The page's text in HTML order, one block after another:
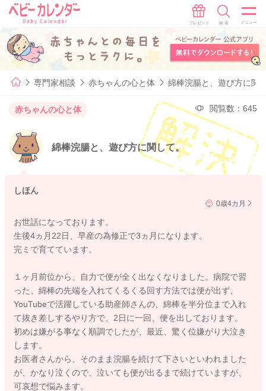
専門家相談 赤ちゃんの心と体 綿棒浣腸と、遊び方に関
赤ちゃんの心と体 閲覧数：645
綿棒浣腸と、遊び方に関して。
しほん
0歳4カ月
お世話になっております。
生後4ヵ月22日、早産の為修正で3ヵ月になります。
完ミで育てています。
１ヶ月前位から、自力で便が全く出なくなりました。病院で習
った、綿棒の先端を入れてくるくる回す方法では便が出ず、
YouTubeで活躍している助産師さんの、綿棒を半分位まで入れ
て抜き差しするやり方で、2日に一回、便を出しております。
初めは嫌がる事なく順調でしたが、最近、驚く位嫌がり大泣き
します。
お医者さんから、そのまま浣腸を続けて下さいといわれました
が、かなり泣くので、泣いても便が出るまで続けていますが、
可哀想で悩みます。